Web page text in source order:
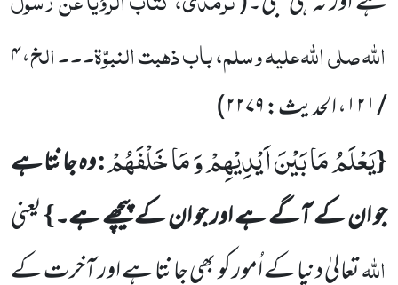
اللہصلیاللہ علیہ وسلم، باب ذہبت النبوّۃ۔۔۔ الخ ، ۴
/ ۱۲۱، الحدیث: ۲۲۷۹
)
{یَعْلَمُ مَا بَیْنَ اَیْدِیْهِمْ وَ مَا خَلْفَهُمْ:وہ جانتا ہے
جو ان کے آگے ہے اور جو ان کے پیچھے ہے۔}یعنی
اللہتعالیٰ دنیاکے اُمور کو بھی جانتا ہے اور آخرت کے